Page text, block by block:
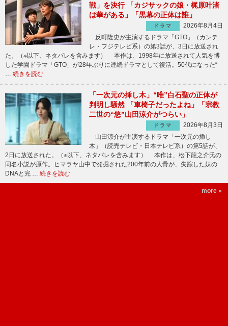
戦」を決行 「カジサックの娘・梶原叶渚
は華がある」「黒幕の正体は誰」
ドラマ
2026年8月4日
反町隆史が主演するドラマ「GTO」（カンテ
レ・フジテレビ系）の第3話が、3日に放送され
た。（※以下、ネタバレを含みます） 本作は、1998年に放送されて人気を博
した学園ドラマ「GTO」が28年ぶりに連続ドラマとして復活。50代になった“
… 続きを読む
「一次元の挿し木」“唯”白石聖の正体が
判明し騒然 「車椅子だったよね」「宗教
二世の“悠”山田涼介がつらい」
ドラマ
2026年8月3日
山田涼介が主演するドラマ「一次元の挿し
木」（読売テレビ・日本テレビ系）の第5話が、
2日に放送された。（※以下、ネタバレを含みます） 本作は、松下龍之介氏の
同名小説が原作。ヒマラヤ山中で発掘された200年前の人骨が、失踪した妹の
DNAと完 … 続きを読む
more »